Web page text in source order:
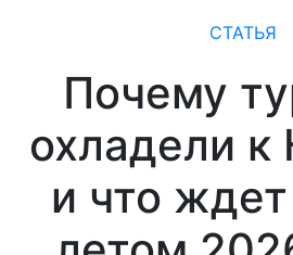
СТАТЬЯ
Почему
охладели к
и что